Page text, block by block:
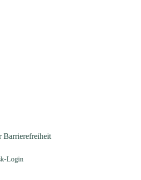
Barrierefreiheit
Login